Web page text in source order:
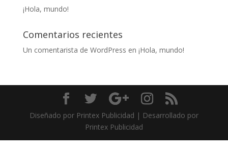
¡Hola, mundo!
Comentarios recientes
Un comentarista de WordPress en ¡Hola, mundo!
Diseñado por Printex Publicidad | Desarrollado por
Printex Publicidad